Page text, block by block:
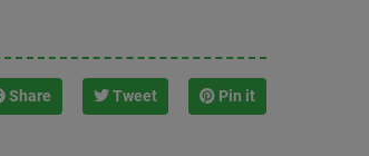
Share Tweet Pin it